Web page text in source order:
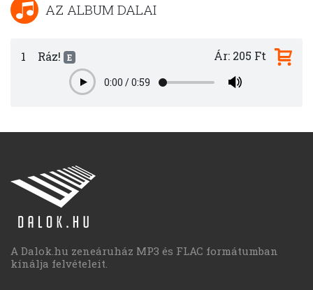
AZ ALBUM DALAI
1 Ráz! E
Play0:00 /0:59
Ár: 205 Ft
A Dalok.hu zeneáruház MP3 és FLAC formátumban
kínálja felvételeit.